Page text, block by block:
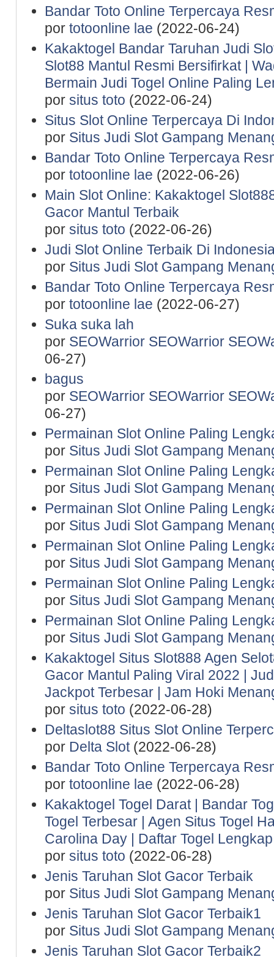
Bandar Toto Online Terpercaya
por totoonline lae (2022-06-24)
Kakaktogel Bandar Taruhan Judi
Slot88 Mantul Resmi Bersifirkat |
Bermain Judi Togel Online Paling
por situs toto (2022-06-24)
Situs Slot Online Terpercaya Di
por Situs Judi Slot Gampang
Bandar Toto Online Terpercaya
por totoonline lae (2022-06-26)
Main Slot Online: Kakaktogel
Gacor Mantul Terbaik
por situs toto (2022-06-26)
Judi Slot Online Terbaik Di
por Situs Judi Slot Gampang
Bandar Toto Online Terpercaya
por totoonline lae (2022-06-27)
Suka suka lah
por SEOWarrior SEOWarrior
06-27)
bagus
por SEOWarrior SEOWarrior
06-27)
Permainan Slot Online Paling
por Situs Judi Slot Gampang
Permainan Slot Online Paling
por Situs Judi Slot Gampang
Permainan Slot Online Paling
por Situs Judi Slot Gampang
Permainan Slot Online Paling
por Situs Judi Slot Gampang
Permainan Slot Online Paling
por Situs Judi Slot Gampang
Permainan Slot Online Paling
por Situs Judi Slot Gampang
Kakaktogel Situs Slot888 Agen
Gacor Mantul Paling Viral 2022 |
Jackpot Terbesar | Jam Hoki
por situs toto (2022-06-28)
Deltaslot88 Situs Slot Online
por Delta Slot(2022-06-28)
Bandar Toto Online Terpercaya
por totoonline lae (2022-06-28)
Kakaktogel Togel Darat | Bandar
Togel Terbesar | Agen Situs Togel
Carolina Day | Daftar Togel
por situs toto (2022-06-28)
Jenis Taruhan Slot Gacor Terbaik
por Situs Judi Slot Gampang
Jenis Taruhan Slot Gacor Terbaik1
por Situs Judi Slot Gampang
Jenis Taruhan Slot Gacor Terbaik2